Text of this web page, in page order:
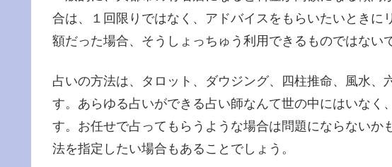
合は、１回限りではなく、アドバイスをもらいたいときに
額だった場合、そうしょっちゅう利用できるものではない
占いの方法は、タロット、ダウジング、四柱推命、風水、
す。あらゆる占いができる占い師なんて世の中にはいなく
す。お任せで占ってもらうような場合は問題にならないか
法を指定したい場合もあることでしょう。